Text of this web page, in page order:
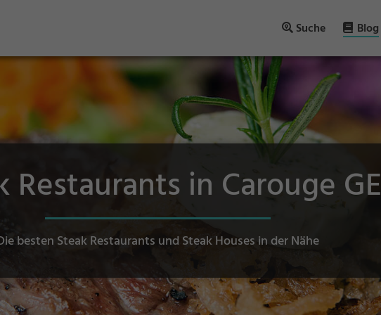
Suche Blog
Restaurants in Carouge GE
besten Steak Restaurants und Steak Houses in der Nähe